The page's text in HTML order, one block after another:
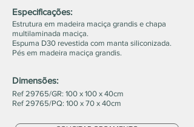
Especificações:
Estrutura em madeira maciça grandis e chapa
multilaminada maciça.
Espuma D30 revestida com manta siliconizada.
Pés em madeira maciça grandis.
Dimensões:
Ref 29765/GR: 100 x 100 x 40cm
Ref 29765/PQ: 100 x 70 x 40cm